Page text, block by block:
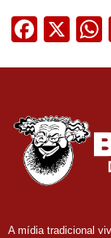
X
A mídia tradicional